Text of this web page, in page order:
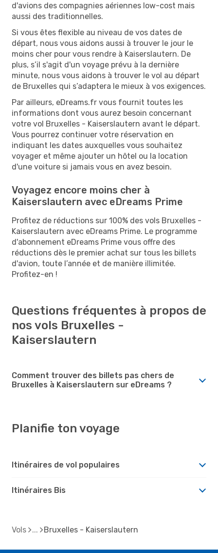
d'avions des compagnies aériennes low-cost mais
aussi des traditionnelles.
Si vous êtes flexible au niveau de vos dates de
départ, nous vous aidons aussi à trouver le jour le
moins cher pour vous rendre à Kaiserslautern. De
plus, s’il s'agit d'un voyage prévu à la dernière
minute, nous vous aidons à trouver le vol au départ
de Bruxelles qui s’adaptera le mieux à vos exigences.
Par ailleurs, eDreams.fr vous fournit toutes les
informations dont vous aurez besoin concernant
votre vol Bruxelles - Kaiserslautern avant le départ.
Vous pourrez continuer votre réservation en
indiquant les dates auxquelles vous souhaitez
voyager et même ajouter un hôtel ou la location
d'une voiture si jamais vous en avez besoin.
Voyagez encore moins cher à
Kaiserslautern avec eDreams Prime
Profitez de réductions sur 100% des vols Bruxelles -
Kaiserslautern avec eDreams Prime. Le programme
d'abonnement eDreams Prime vous offre des
réductions dès le premier achat sur tous les billets
d'avion, toute l’année et de manière illimitée.
Profitez-en !
Questions fréquentes à propos de
nos vols Bruxelles -
Kaiserslautern
Comment trouver des billets pas chers de
Bruxelles à Kaiserslautern sur eDreams ?
Planifie ton voyage
Itinéraires de vol populaires
Itinéraires Bis
Vols Bruxelles - Kaiserslautern